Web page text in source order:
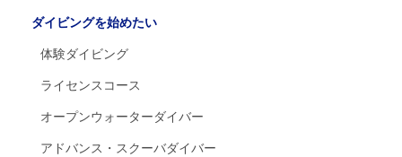
ダイビングを始めたい
体験ダイビング
ライセンスコース
オープンウォーターダイバー
アドバンス・スクーバダイバー